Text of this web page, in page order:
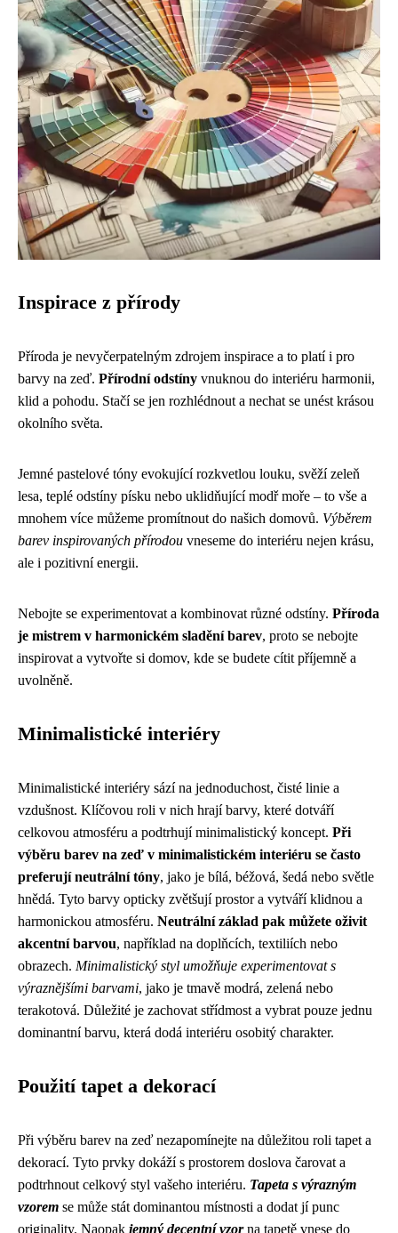
Inspirace z přírody
Příroda je nevyčerpatelným zdrojem inspirace a to platí i pro
barvy na zeď. Přírodní odstíny vnuknou do interiéru harmonii,
klid a pohodu. Stačí se jen rozhlédnout a nechat se unést krásou
okolního světa.
Jemné pastelové tóny evokující rozkvetlou louku, svěží zeleň
lesa, teplé odstíny písku nebo uklidňující modř moře – to vše a
mnohem více můžeme promítnout do našich domovů. Výběrem
barev inspirovaných přírodou vneseme do interiéru nejen krásu,
ale i pozitivní energii.
Nebojte se experimentovat a kombinovat různé odstíny. Příroda
je mistrem v harmonickém sladění barev, proto se nebojte
inspirovat a vytvořte si domov, kde se budete cítit příjemně a
uvolněně.
Minimalistické interiéry
Minimalistické interiéry sází na jednoduchost, čisté linie a
vzdušnost. Klíčovou roli v nich hrají barvy, které dotváří
celkovou atmosféru a podtrhují minimalistický koncept. Při
výběru barev na zeď v minimalistickém interiéru se často
preferují neutrální tóny, jako je bílá, béžová, šedá nebo světle
hnědá. Tyto barvy opticky zvětšují prostor a vytváří klidnou a
harmonickou atmosféru. Neutrální základ pak můžete oživit
akcentní barvou, například na doplňcích, textiliích nebo
obrazech. Minimalistický styl umožňuje experimentovat s
výraznějšími barvami, jako je tmavě modrá, zelená nebo
terakotová. Důležité je zachovat střídmost a vybrat pouze jednu
dominantní barvu, která dodá interiéru osobitý charakter.
Použití tapet a dekorací
Při výběru barev na zeď nezapomínejte na důležitou roli tapet a
dekorací. Tyto prvky dokáží s prostorem doslova čarovat a
podtrhnout celkový styl vašeho interiéru. Tapeta s výrazným
vzorem se může stát dominantou místnosti a dodat jí punc
originality. Naopak jemný decentní vzorna tapetě vnese do